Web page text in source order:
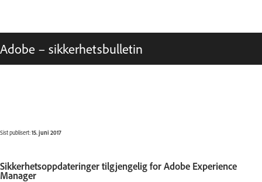
Adobe – sikkerhetsbulletin
Sist publisert:15. juni 2017
Sikkerhetsoppdateringer tilgjengelig for Adobe Experience
Manager